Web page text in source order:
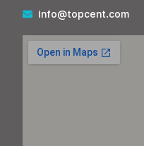
info@topcent.com